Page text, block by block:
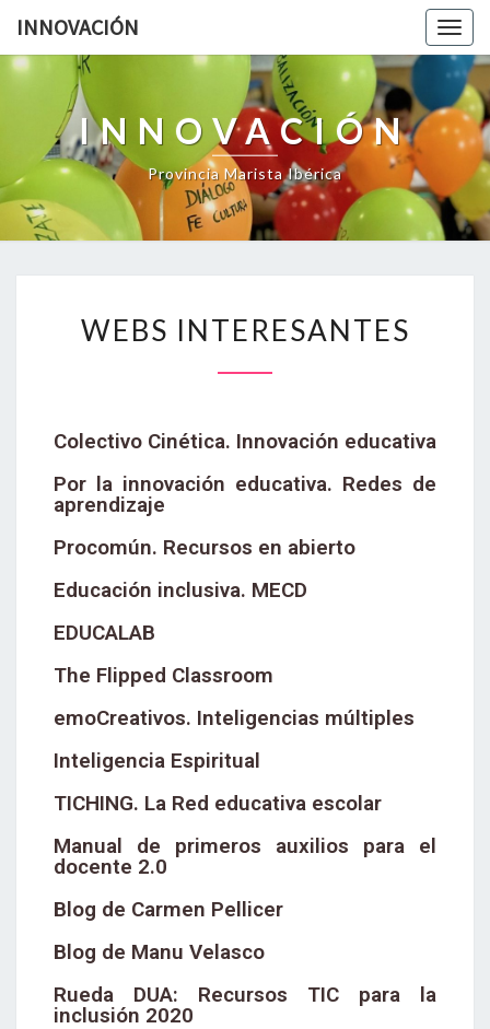
INNOVACIÓN
INNOVACIÓN
Provincia Marista Ibérica
WEBS INTERESANTES
Colectivo Cinética. Innovación educativa
Por la innovación educativa. Redes de
aprendizaje
Procomún. Recursos en abierto
Educación inclusiva. MECD
EDUCALAB
The Flipped Classroom
emoCreativos. Inteligencias múltiples
Inteligencia Espiritual
TICHING. La Red educativa escolar
Manual de primeros auxilios para el
docente 2.0
Blog de Carmen Pellicer
Blog de Manu Velasco
Rueda DUA: Recursos TIC para la
inclusión 2020